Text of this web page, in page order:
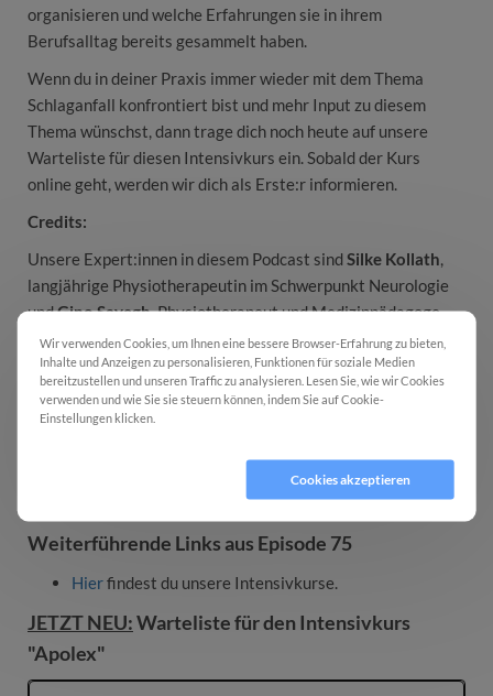
organisieren und welche Erfahrungen sie in ihrem
Berufsalltag bereits gesammelt haben.
Wenn du in deiner Praxis immer wieder mit dem Thema
Schlaganfall konfrontiert bist und mehr Input zu diesem
Thema wünschst, dann trage dich noch heute auf unsere
Warteliste für diesen Intensivkurs ein. Sobald der Kurs
online geht, werden wir dich als Erste:r informieren.
Credits:
Unsere Expert:innen in diesem Podcast sind Silke Kollath,
langjährige Physiotherapeutin im Schwerpunkt Neurologie
undGino Sayegh, Physiotherapeut und Medizinpädagoge.
__________
Episode 75 anhören
Spotify
Weiterführende Links aus Episode 75
Hierfindest du unsere Intensivkurse.
JETZT NEU:Warteliste für den Intensivkurs
"Apolex"
Wir verwenden Cookies, um Ihnen eine bessere Browser-Erfahrung zu bieten,
Inhalte und Anzeigen zu personalisieren, Funktionen für soziale Medien
bereitzustellen und unseren Traffic zu analysieren. Lesen Sie, wie wir Cookies
verwenden und wie Sie sie steuern können, indem Sie auf Cookie-
Einstellungen klicken.
Cookies akzeptieren